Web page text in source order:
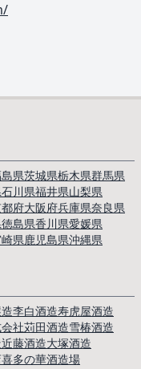
県茨城県栃木県群馬県
石川県福井県山梨県
府大阪府兵庫県奈良県
徳島県香川県愛媛県
県鹿児島県沖縄県
李白酒造寿虎屋酒造
社苅田酒造雪椿酒造
近藤酒造大塚酒造
喜多の華酒造場